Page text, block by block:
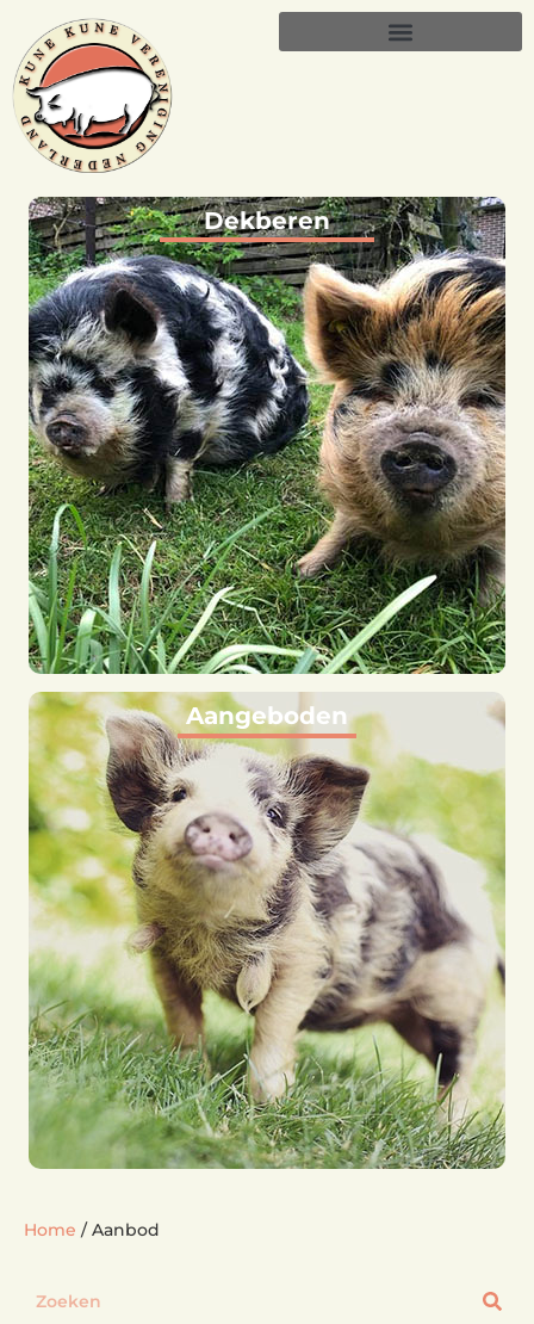
Dekberen
Aangeboden
Home / Aanbod